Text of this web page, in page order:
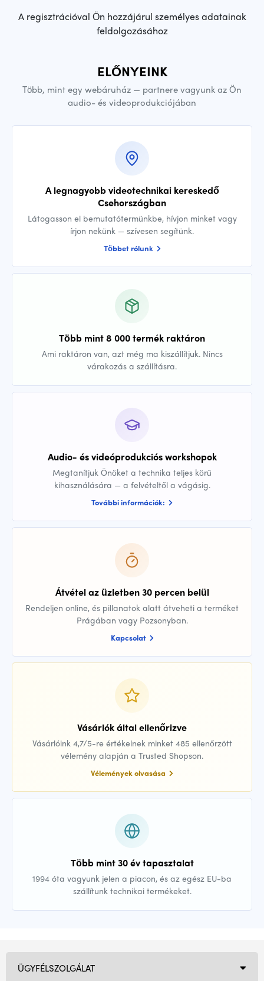
A regisztrációval Ön hozzájárul személyes adatainak
feldolgozásához
ELŐNYEINK
Több, mint egy webáruház — partnere vagyunk az Ön
audio- és videoprodukciójában
A legnagyobb videotechnikai kereskedő
Csehországban
Látogasson el bemutatótermünkbe, hívjon minket vagy
írjon nekünk — szívesen segítünk.
Többet rólunk
Több mint 8 000 termék raktáron
Ami raktáron van, azt még ma kiszállítjuk. Nincs
várakozás a szállításra.
Audio- és videóprodukciós workshopok
Megtanítjuk Önöket a technika teljes körű
kihasználására — a felvételtől a vágásig.
További információk:
Átvétel az üzletben 30 percen belül
Rendeljen online, és pillanatok alatt átveheti a terméket
Prágában vagy Pozsonyban.
Kapcsolat
Vásárlók által ellenőrizve
Vásárlóink 4,7/5-re értékelnek minket 485 ellenőrzött
vélemény alapján a Trusted Shopson.
Vélemények olvasása
Több mint 30 év tapasztalat
1994 óta vagyunk jelen a piacon, és az egész EU-ba
szállítunk technikai termékeket.
ÜGYFÉLSZOLGÁLAT